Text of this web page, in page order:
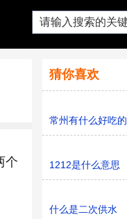
个
猜你喜欢
常州有什么好吃的
1212是什么意思
什么是二次供水